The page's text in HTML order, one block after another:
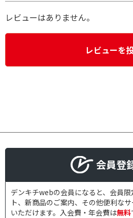
レビューはありません。
レビューを
会員登
デンキチwebの会員になると、会員
ト、新商品のご案内、その他便利な
いただけます。入会費・年会費は無料